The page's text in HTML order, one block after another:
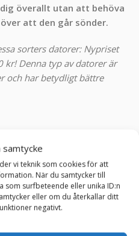
samtycke
vi teknik som cookies för att
När du samtycker till
som surfbeteende eller unika ID:n
eller om du återkallar ditt
negativt.
överallt utan att behöva
att den går sönder.
sorters datorer: Nypriset
kr! Denna typ av datorer är
och har betydligt bättre
inga bucklor!